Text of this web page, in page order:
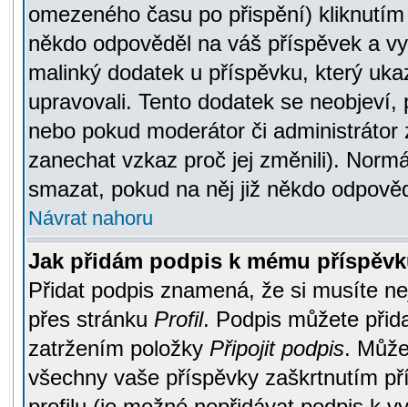
omezeného času po přispění)
někdo odpověděl na váš příspěvek a
malinký dodatek u příspěvku, který
upravovali. Tento dodatek se
nebo pokud moderátor či
zanechat vzkaz proč jej změnili).
smazat, pokud na něj již někdo
Návrat nahoru
Jak přidám podpis k mému
Přidat podpis znamená, že si musíte
přes stránku Profil. Podpis můžete
zatržením položky Připojit podpis.
všechny vaše příspěvky zaškrtnutím